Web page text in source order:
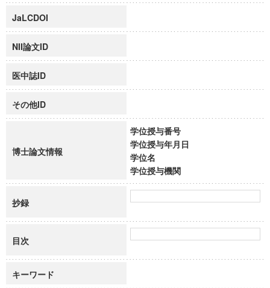
JaLCDOI
NII論文ID
医中誌ID
その他ID
博士論文情報
学位授与番号
学位授与年月日
学位名
学位授与機関
抄録
目次
キーワード